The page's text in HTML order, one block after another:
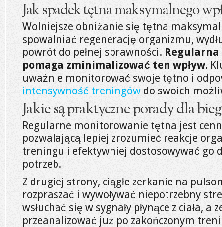
Jak spadek tętna maksymalnego
Wolniejsze obniżanie się tętna
spowalniać regenerację organizmu,
powrót do pełnej sprawności.
pomaga zminimalizować ten wpływ.
uważnie monitorować swoje tętno i
intensywność treningów do swoich
Jakie są praktyczne porady dla
Regularne monitorowanie tętna jest
pozwalającą lepiej zrozumieć reakcje
treningu i efektywniej dostosowywać go
potrzeb.
Z drugiej strony, ciągłe zerkanie na
rozpraszać i wywoływać niepotrzebny
wsłuchać się w sygnały płynące z ciała,
przeanalizować już po zakończonym